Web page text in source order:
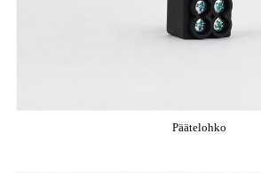
Päätelohko